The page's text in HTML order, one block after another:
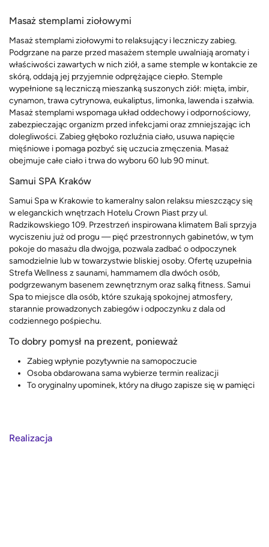
Masaż stemplami ziołowymi
Masaż stemplami ziołowymi to relaksujący i leczniczy zabieg.
Podgrzane na parze przed masażem stemple uwalniają aromaty i
właściwości zawartych w nich ziół, a same stemple w kontakcie ze
skórą, oddają jej przyjemnie odprężające ciepło. Stemple
wypełnione są leczniczą mieszanką suszonych ziół: mięta, imbir,
cynamon, trawa cytrynowa, eukaliptus, limonka, lawenda i szałwia.
Masaż stemplami wspomaga układ oddechowy i odpornościowy,
zabezpieczając organizm przed infekcjami oraz zmniejszając ich
dolegliwości. Zabieg głęboko rozluźnia ciało, usuwa napięcie
mięśniowe i pomaga pozbyć się uczucia zmęczenia. Masaż
obejmuje całe ciało i trwa do wyboru 60 lub 90 minut.
Samui SPA Kraków
Samui Spa w Krakowie to kameralny salon relaksu mieszczący się
w eleganckich wnętrzach Hotelu Crown Piast przy ul.
Radzikowskiego 109. Przestrzeń inspirowana klimatem Bali sprzyja
wyciszeniu już od progu — pięć przestronnych gabinetów, w tym
pokoje do masażu dla dwojga, pozwala zadbać o odpoczynek
samodzielnie lub w towarzystwie bliskiej osoby. Ofertę uzupełnia
Strefa Wellness z saunami, hammamem dla dwóch osób,
podgrzewanym basenem zewnętrznym oraz salką fitness. Samui
Spa to miejsce dla osób, które szukają spokojnej atmosfery,
starannie prowadzonych zabiegów i odpoczynku z dala od
codziennego pośpiechu.
To dobry pomysł na prezent, ponieważ
Zabieg wpłynie pozytywnie na samopoczucie
Osoba obdarowana sama wybierze termin realizacji
To oryginalny upominek, który na długo zapisze się w pamięci
Realizacja